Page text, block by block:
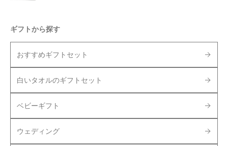
ギフトから探す
おすすめギフトセット
白いタオルのギフトセット
ベビーギフト
ウェディング